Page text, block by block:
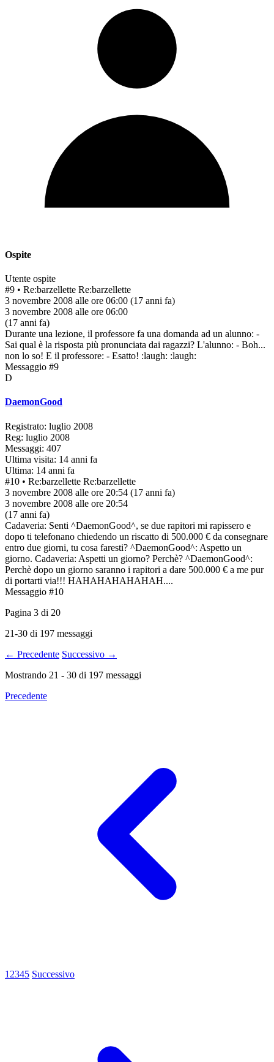
Ospite
Utente ospite
#9 • Re:barzellette Re:barzellette
3 novembre 2008 alle ore 06:00 (17 anni fa)
3 novembre 2008 alle ore 06:00
(17 anni fa)
Durante una lezione, il professore fa una domanda ad un alunno: -
Sai qual è la risposta più pronunciata dai ragazzi? L'alunno: - Boh...
non lo so! E il professore: - Esatto! :laugh: :laugh:
Messaggio #9
D
DaemonGood
Registrato: luglio 2008
Reg: luglio 2008
Messaggi: 407
Ultima visita: 14 anni fa
Ultima: 14 anni fa
#10 • Re:barzellette Re:barzellette
3 novembre 2008 alle ore 20:54 (17 anni fa)
3 novembre 2008 alle ore 20:54
(17 anni fa)
Cadaveria: Senti ^DaemonGood^, se due rapitori mi rapissero e
dopo ti telefonano chiedendo un riscatto di 500.000 € da consegnare
entro due giorni, tu cosa faresti? ^DaemonGood^: Aspetto un
giorno. Cadaveria: Aspetti un giorno? Perchè? ^DaemonGood^:
Perchè dopo un giorno saranno i rapitori a dare 500.000 € a me pur
di portarti via!!! HAHAHAHAHAHAH....
Messaggio #10
Pagina 3 di 20
21-30 di 197 messaggi
← Precedente Successivo →
Mostrando 21 - 30 di 197 messaggi
Precedente
1 2345 Successivo